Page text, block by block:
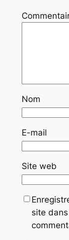
Nom
E-mail
Site web
site